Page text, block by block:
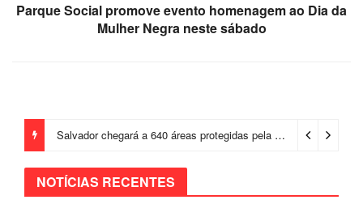
Parque Social promove evento homenagem ao Dia da
Mulher Negra neste sábado
Salvador chegará a 640 áreas protegidas pela Prefeitura com investimentos em contenções de encostas e prevenção de riscos
NOTÍCIAS RECENTES